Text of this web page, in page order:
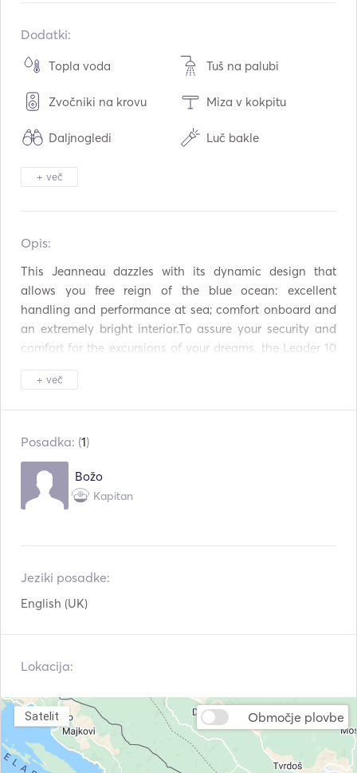
Dodatki:
Topla voda Tuš na palubi
Zvočniki na krovu Miza v kokpitu
Daljnogledi Luč bakle
Električno stranišče
Povezava USB
+ več
Opis:
This Jeanneau dazzles with its dynamic design that
allows you free reign of the blue ocean: excellent
handling and performance at sea; comfort onboard and
an extremely bright interior.To assure your security and
comfort for the excursions of your dreams, the Leader 10
windows in the hull, and a racy sport top with soft or hard
benefit from the smooth, sporty hull. The boat owes its
unique design to the Garroni Designers.
+ več
Posadka: (1)
Božo
Kapitan
Jeziki posadke:
English (UK)
Lokacija:
Območje plovbe
Satelit